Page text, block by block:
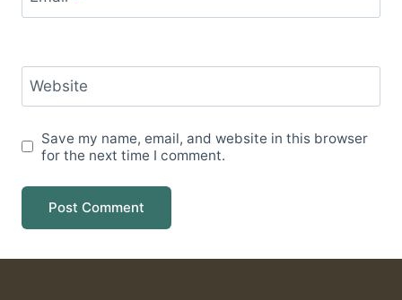
Website
Save my name, email, and website in this browser
for the next time I comment.